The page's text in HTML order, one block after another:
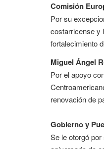
Comisión
Por su
costarricense y
fortalecimiento
Miguel Ángel
Por el apoyo
renovación de
Gobierno y
Se le otorgó